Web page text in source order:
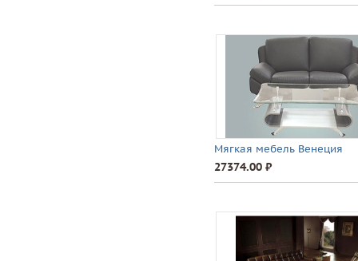
Мягкая мебель Венеция
27374.00 ⃏